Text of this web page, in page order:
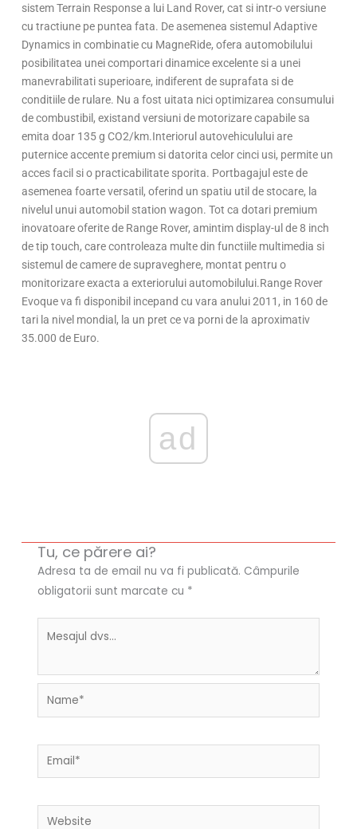
sistem Terrain Response a lui Land Rover, cat si intr-o versiune
cu tractiune pe puntea fata. De asemenea sistemul Adaptive
Dynamics in combinatie cu MagneRide, ofera automobilului
posibilitatea unei comportari dinamice excelente si a unei
manevrabilitati superioare, indiferent de suprafata si de
conditiile de rulare. Nu a fost uitata nici optimizarea consumului
de combustibil, existand versiuni de motorizare capabile sa
emita doar 135 g CO2/km.Interiorul autovehiculului are
puternice accente premium si datorita celor cinci usi, permite un
acces facil si o practicabilitate sporita. Portbagajul este de
asemenea foarte versatil, oferind un spatiu util de stocare, la
nivelul unui automobil station wagon. Tot ca dotari premium
inovatoare oferite de Range Rover, amintim display-ul de 8 inch
de tip touch, care controleaza multe din functiile multimedia si
sistemul de camere de supraveghere, montat pentru o
monitorizare exacta a exteriorului automobilului.Range Rover
Evoque va fi disponibil incepand cu vara anului 2011, in 160 de
tari la nivel mondial, la un pret ce va porni de la aproximativ
35.000 de Euro.
ad
Tu, ce părere ai?
Adresa ta de email nu va fi publicată. Câmpurile
obligatorii sunt marcate cu *
Name*
Email*
Website